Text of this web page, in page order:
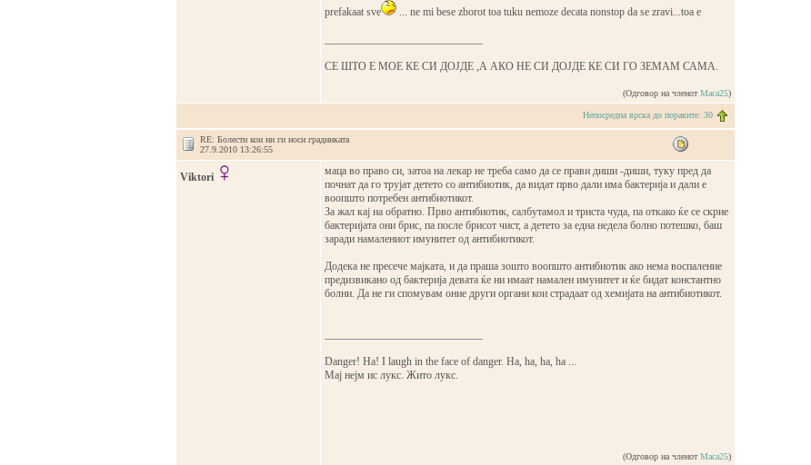
prefakaat sve
... ne mi bese zborot toa tuku nemoze decata nonstop da se zravi...toa e
СЕ ШТО Е МОЕ КЕ СИ ДОЈДЕ ,А АКО НЕ СИ ДОЈДЕ КЕ СИ ГО ЗЕМАМ САМА.
(Одговор на членотMaca25)
Непосредна врска до пораките: 30
RE: Болести кои ни ги носи градинката
27.9.2010 13:26:55
Viktori
маца во право си, затоа на лекар не треба само да се прави диши -диши, туку пред да
почнат да го трујат детето со антибиотик, да видат прво дали има бактерија и дали е
воопшто потребен антибиотикот.
За жал кај на обратно. Прво антибиотик, салбутамол и триста чуда, па откако ќе се скрие
бактеријата они брис, па после брисот чист, а детето за една недела болно потешко, баш
заради намалениот имунитет од антибиотикот.
Додека не пресече мајката, и да праша зошто воопшто антибиотик ако нема воспаление
предизвикано од бактерија девата ќе ни имаат намален имунитет и ќе бидат константно
болни. Да не ги спомувам оние други органи кои страдаат од хемијата на антибиотикот.
Danger! Ha! I laugh in the face of danger. Ha, ha, ha, ha ...
Мај нејм ис лукс. Жито лукс.
(Одговор на членотMaca25)